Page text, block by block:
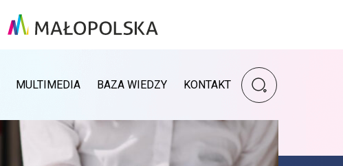
MULTIMEDIA BAZA WIEDZY KONTAKT
Wpisz szukaną
Wyszukiwarka